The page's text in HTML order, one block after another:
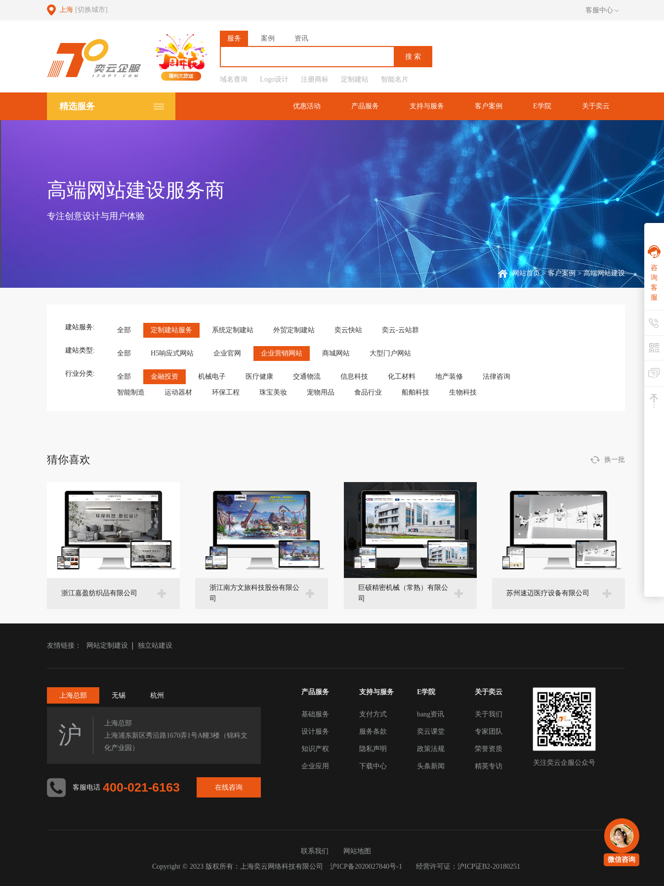
上海 [切换城市] 客服中心
服务 案例 资讯
域名查询 Logo设计 注册商标 定制建站 智能名片
精选服务 优惠活动 产品服务 支持与服务 客户案例 E学院 关于奕云
高端网站建设服务商
专注创意设计与用户体验
网站首页>客户案例> 高端网站建设
建站服务: 全部 定制建站服务 系统定制建站 外贸定制建站 奕云快站 奕云-云站群
建站类型: 全部 H5响应式网站 企业官网 企业营销网站 商城网站 大型门户网站
行业分类: 全部 金融投资 机械电子 医疗健康 交通物流 信息科技 化工材料 地产装修 法律咨询
智能制造 运动器材 环保工程 珠宝美妆 宠物用品 食品行业 船舶科技 生物科技
猜你喜欢 换一批
浙江嘉盈纺织品有限公司
浙江南方文旅科技股份有限公
司
巨硕精密机械（常熟）有限公
司
苏州速迈医疗设备有限公司
友情链接： 网站定制建设 独立站建设
上海总部 无锡 杭州
沪
上海总部
上海浦东新区秀沿路1670弄1号A幢3楼（锦科文
化产业园）
客服电话 400-021-6163 在线咨询
产品服务
基础服务
设计服务
知识产权
企业应用
支持与服务
支付方式
服务条款
隐私声明
下载中心
E学院
bang资讯
奕云课堂
政策法规
头条新闻
关于奕云
关于我们
专家团队
荣誉资质
精英专访 关注奕云企服公众号
联系我们 网站地图
Copyright © 2023 版权所有：上海奕云网络科技有限公司 沪ICP备2020027840号-1 经营许可证：沪ICP证B2-20180251
咨
询
客
服
微信咨询